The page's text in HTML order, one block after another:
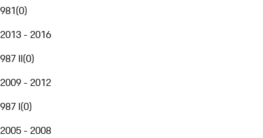
981(0)
2013 - 2016
987 II(0)
2009 - 2012
987 I(0)
2005 - 2008